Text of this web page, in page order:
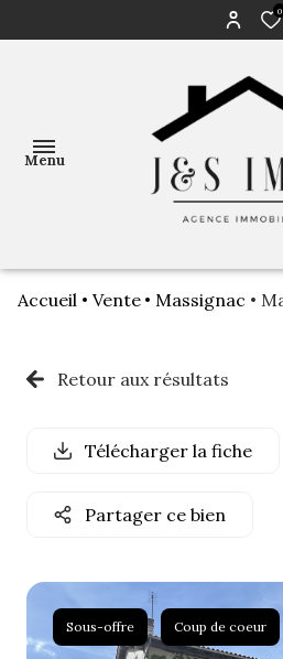
0
Menu
NOS
AVIS DE
ALERTE
NOTRE
AGENCE
Accueil Vente Massignac
Retour aux résultats
Télécharger la fiche
Partager ce bien
Sous-offre Coup de coeur